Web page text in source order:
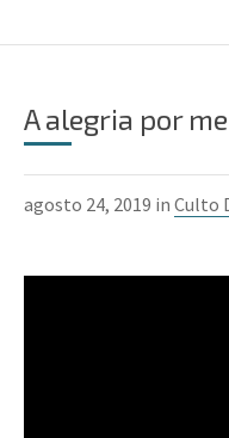
A alegria por
agosto 24, 2019 in Culto